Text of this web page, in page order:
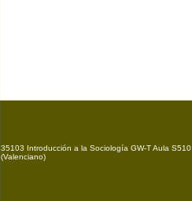
35103 Introducción a la Sociología GW-T Aula S510
(Valenciano)